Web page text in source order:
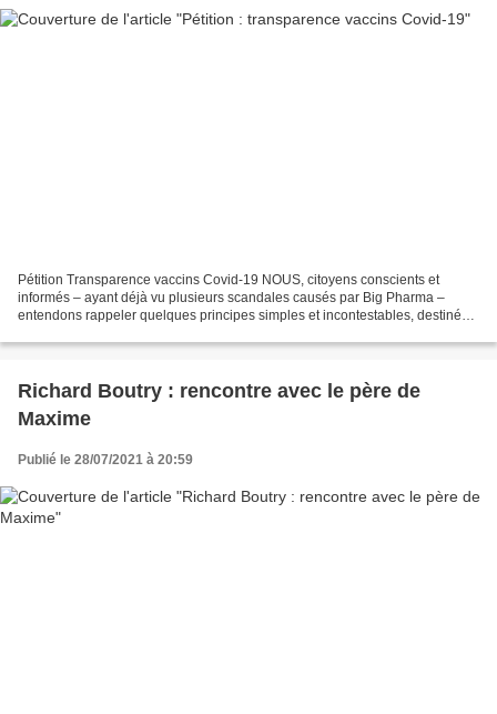
Pétition Transparence vaccins Covid-19 NOUS, citoyens conscients et
informés – ayant déjà vu plusieurs scandales causés par Big Pharma –
entendons rappeler quelques principes simples et incontestables, destinés à
Richard Boutry : rencontre avec le père de
Maxime
Publié le 28/07/2021 à 20:59